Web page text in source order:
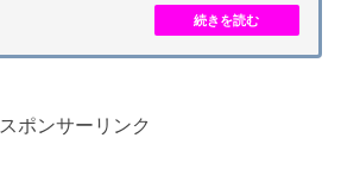
スポンサーリンク